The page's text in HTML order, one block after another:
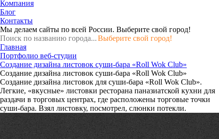
Компания
Блог
Контакты
Мы делаем сайты по всей России. Выберите свой город!
Выберите свой город!
Главная
Портфолио веб-студии
Создание дизайна листовок суши-бара «Roll Wok Club»
Создание дизайна листовок суши-бара «Roll Wok Club»
Создание дизайна листовок для суши-бара «Roll Wok Club».
Легкие, «вкусные» листовки ресторана паназиатской кухни для
раздачи в торговых центрах, где расположены торговые точки
суши-бара. Взял листовку, посмотрел, слюнки потекли.